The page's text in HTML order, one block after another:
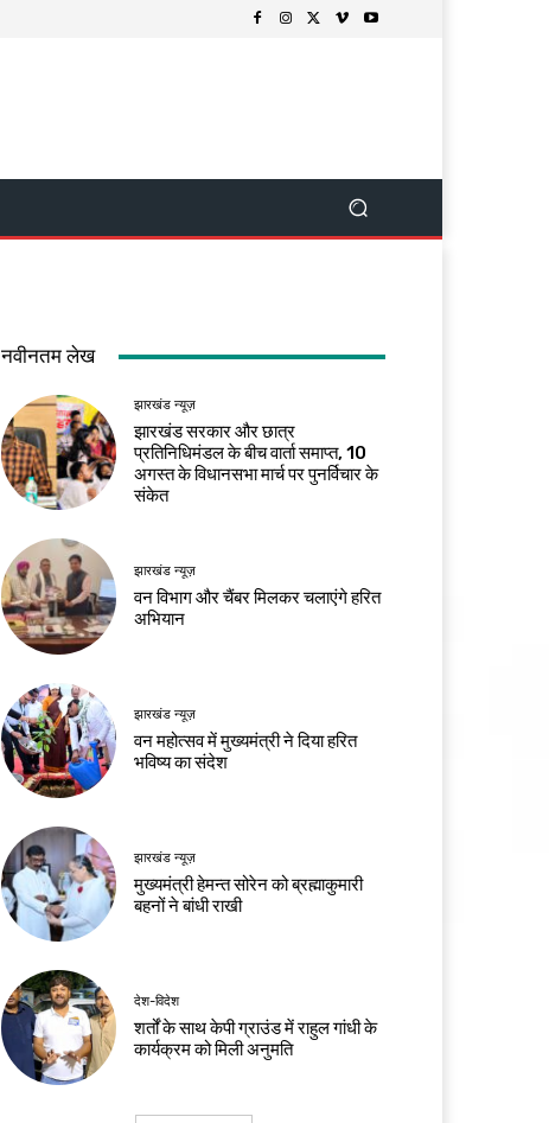
नवीनतम लेख
झारखंड न्यूज़
झारखंड सरकार और छात्र
प्रतिनिधिमंडल के बीच वार्ता समाप्त, 10
अगस्त के विधानसभा मार्च पर पुनर्विचार के
संकेत
झारखंड न्यूज़
वन विभाग और चैंबर मिलकर चलाएंगे हरित
अभियान
झारखंड न्यूज़
वन महोत्सव में मुख्यमंत्री ने दिया हरित
भविष्य का संदेश
झारखंड न्यूज़
मुख्यमंत्री हेमन्त सोरेन को ब्रह्माकुमारी
बहनों ने बांधी राखी
देश-विदेश
शर्तों के साथ केपी ग्राउंड में राहुल गांधी के
कार्यक्रम को मिली अनुमति